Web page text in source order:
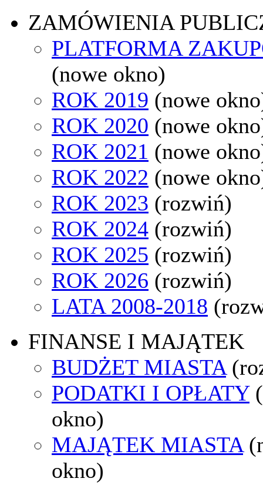
ZAMÓWIENIA
PLATFORMA
(nowe okno)
ROK 2019 (nowe
ROK 2020 (nowe
ROK 2021 (nowe
ROK 2022 (nowe
ROK 2023 (rozwiń)
ROK 2024 (rozwiń)
ROK 2025 (rozwiń)
ROK 2026 (rozwiń)
LATA 2008-2018
FINANSE I MAJĄTEK
BUDŻET MIASTA
PODATKI I OPŁATY
okno)
MAJĄTEK MIASTA
okno)